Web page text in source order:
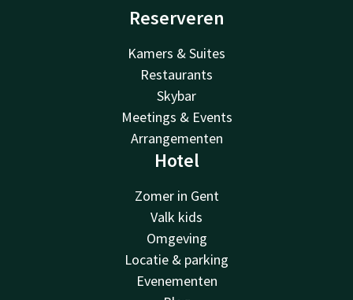
Reserveren
Kamers & Suites
Restaurants
Skybar
Meetings & Events
Arrangementen
Hotel
Zomer in Gent
Valk kids
Omgeving
Locatie & parking
Evenementen